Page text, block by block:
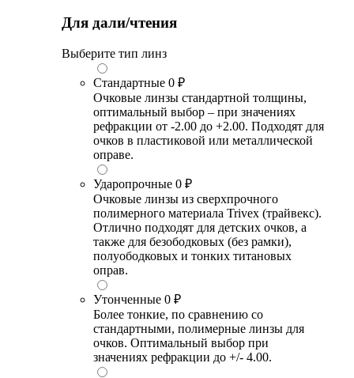
Для дали/чтения
Выберите тип линз
Стандартные 0 ₽
Очковые линзы стандартной толщины,
оптимальный выбор – при значениях
рефракции от -2.00 до +2.00. Подходят для
очков в пластиковой или металлической
оправе.
Ударопрочные 0 ₽
Очковые линзы из сверхпрочного
полимерного материала Trivex (трайвекс).
Отлично подходят для детских очков, а
также для безободковых (без рамки),
полуободковых и тонких титановых
оправ.
Утонченные 0 ₽
Более тонкие, по сравнению со
стандартными, полимерные линзы для
очков. Оптимальный выбор при
значениях рефракции до +/- 4.00.